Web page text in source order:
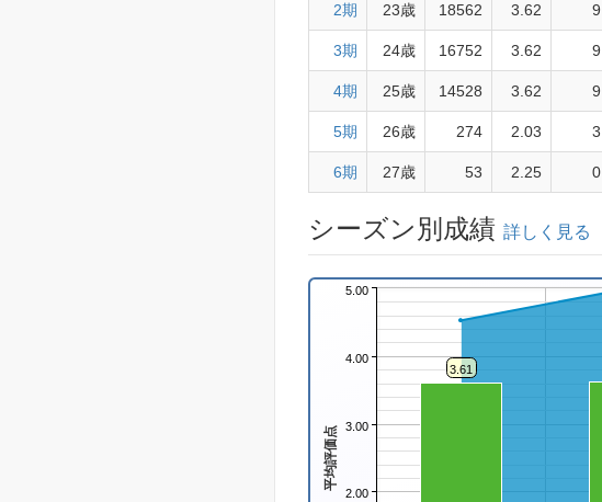
2期 23歳 18562 3.62 9
3期 24歳 16752 3.62 9
4期 25歳 14528 3.62 9
5期 26歳 274 2.03 3
6期 27歳 53 2.25 0
シーズン別成績 詳しく見る
平均評価点
3.61
2.00
3.00
4.00
5.00